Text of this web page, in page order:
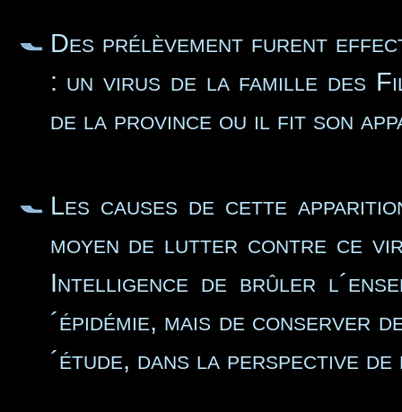
Des prélèvement furent
: un virus de la famille des
de la province ou il fit son
Les causes de cette
moyen de lutter contre ce
Intelligence de brûler
´épidémie, mais de
´étude, dans la perspective